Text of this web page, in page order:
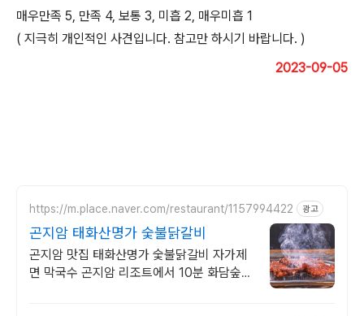
매우만족 5, 만족 4, 보통 3, 미흡 2, 매우미흡 1
( 지극히 개인적인 사견입니다. 참고만 하시기 바랍니다. )
2023-09-05
https://m.place.naver.com/restaurant/1157994422 광고
곤지암 태화산명가 숯불닭갈비
곤지암 맛집 태화산명가 숯불닭갈비 자가제
면 막국수 곤지암 리조트에서 10분 화담숲에